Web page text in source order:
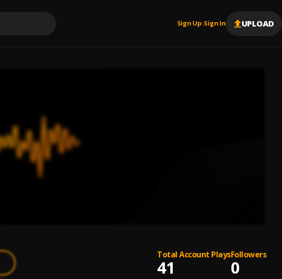
Sign Up |Sign In UPLOAD
Total Account Plays
41
Followers
0